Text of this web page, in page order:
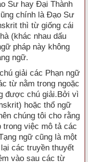
Sư hay Ðại Thành
chính là Ðạo Sư
thì từ giống cái
(khác nhau dấu
pháp này không
ngữ.
giải các Phạn ngữ
từ nằm trong ngoặc
được chú giải.Bởi vì
hoặc thổ ngữ
chúng tôi cho rằng
trong việc mô tả các
ngữ cũng là một
các truyền thuyết
vào sau các từ